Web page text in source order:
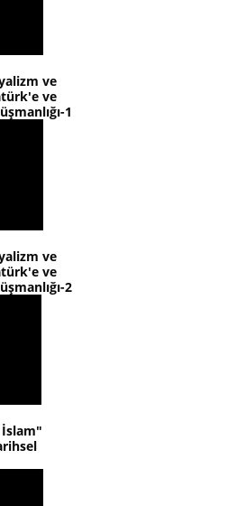
ve
ve
1
ve
ve
2
İslam"